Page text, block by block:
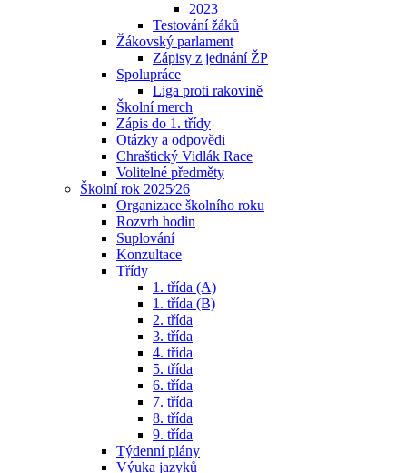
2023
Testování žáků
Žákovský parlament
Zápisy z jednání ŽP
Spolupráce
Liga proti rakovině
Školní merch
Zápis do 1. třídy
Otázky a odpovědi
Chraštický Vidlák Race
Volitelné předměty
Školní rok 2025⁄26
Organizace školního roku
Rozvrh hodin
Suplování
Konzultace
Třídy
1. třída (A)
1. třída (B)
2. třída
3. třída
4. třída
5. třída
6. třída
7. třída
8. třída
9. třída
Týdenní plány
Výuka jazyků